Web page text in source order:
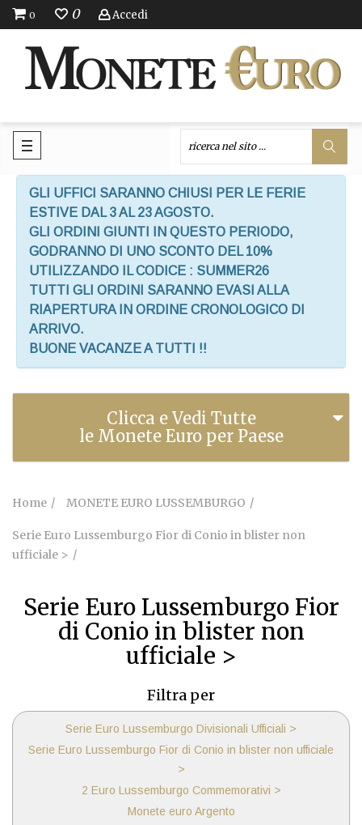
0 0 Accedi
GLI UFFICI SARANNO CHIUSI PER LE FERIE
ESTIVE DAL 3 AL 23 AGOSTO.
GLI ORDINI GIUNTI IN QUESTO PERIODO,
GODRANNO DI UNO SCONTO DEL 10%
UTILIZZANDO IL CODICE : SUMMER26
TUTTI GLI ORDINI SARANNO EVASI ALLA
RIAPERTURA IN ORDINE CRONOLOGICO DI
ARRIVO.
BUONE VACANZE A TUTTI !!
Clicca e Vedi Tutte
le Monete Euro per Paese
Home MONETE EURO LUSSEMBURGO
Serie Euro Lussemburgo Fior di Conio in blister non
ufficiale >
Serie Euro Lussemburgo Fior
di Conio in blister non
ufficiale >
Filtra per
Serie Euro Lussemburgo Divisionali Ufficiali >
Serie Euro Lussemburgo Fior di Conio in blister non ufficiale
>
2 Euro Lussemburgo Commemorativi >
Monete euro Argento